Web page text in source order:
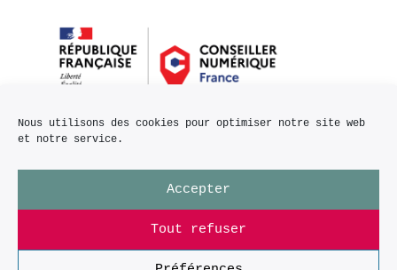
Nous utilisons des cookies pour optimiser notre site web
et notre service.
Accepter
Tout refuser